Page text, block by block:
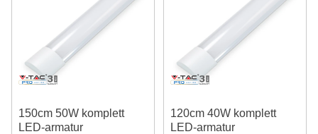
150cm 50W komplett
LED-armatur
120cm 40W komplett
LED-armatur